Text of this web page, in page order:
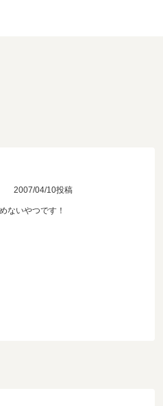
2007/04/10投稿
ないやつです！